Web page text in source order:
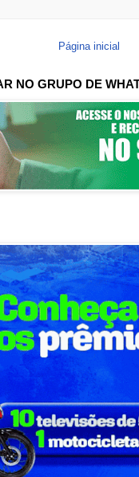
Página inicial
NO GRUPO DE